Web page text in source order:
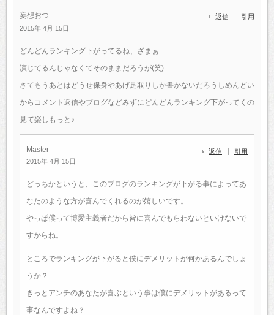
妄想おつ
2015年 4月 15日
返信 引用
どんどんランキング下がってるね、ざまぁ
演じてるんじゃなくてそのままだろうが(笑)
さてもうあとはどうせ保身やあげ足取りしか書かないだろうしめんどい
からコメント返信やブログなどみずにどんどんランキング下がってくの
見て楽しもっと♪
Master
2015年 4月 15日
返信 引用
どっちかというと、このブログのランキングが下がる事によってあ
なたのような方が喜んでくれるのが嬉しいです。
やっぱ僕って博愛主義者だから皆に喜んでもらわないといけないで
すからね。
ところでランキングが下がると僕にデメリットが何かあるんでしょ
うか？
きっとアンチのあなたが喜ぶという事は僕にデメリットがあるって
事なんですよね？